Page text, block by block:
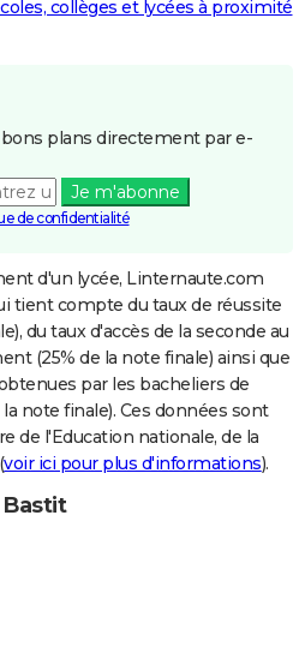
collèges et lycées à proximité
plans directement par e-
Je m'abonne
de confidentialité
d'un lycée, Linternaute.com
tient compte du taux de réussite
du taux d'accès de la seconde au
(25% de la note finale) ainsi que
par les bacheliers de
note finale). Ces données sont
de l'Education nationale, de la
voir ici pour plus d'informations).